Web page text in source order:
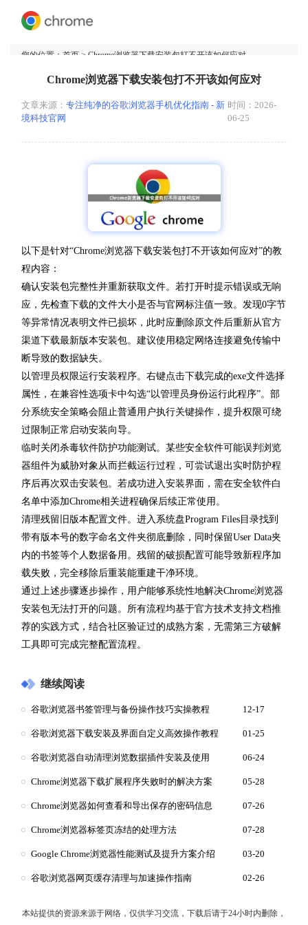
您的位置： 首页 > Chrome浏览器下载安装包打不开该如何应对
Chrome浏览器下载安装包打不开该如何应对
文章来源： 专注纯净的谷歌浏览器手机优化指南 - 新
境科技官网
时间：2026-
06-25
以下是针对“Chrome浏览器下载安装包打不开该如何应对”的教
程内容：
确认安装包完整性并重新获取文件。若打开时提示错误或无响
应，先检查下载的文件大小是否与官网标注值一致。发现0字节
等异常情况表明文件已损坏，此时应删除原文件后重新从官方
渠道下载最新版本安装包。建议使用稳定网络连接避免传输中
断导致的数据缺失。
以管理员权限运行安装程序。右键点击下载完成的exe文件选择
属性，在兼容性选项卡中勾选“以管理员身份运行此程序”。部
分系统安全策略会阻止普通用户执行关键操作，提升权限可绕
过限制正常启动安装向导。
临时关闭杀毒软件防护功能测试。某些安全软件可能误判浏览
器组件为威胁对象从而拦截运行过程，可尝试退出实时防护程
序后再次双击安装包。若成功进入安装界面，需在安全软件白
名单中添加Chrome相关进程确保后续正常使用。
清理残留旧版本配置文件。进入系统盘Program Files目录找到
带有版本号的数字命名文件夹彻底删除，同时保留User Data夹
内的书签等个人数据备用。残留的破损配置可能导致新程序加
载失败，完全移除后重装能重建干净环境。
通过上述步骤逐步操作，用户能够系统性地解决Chrome浏览器
安装包无法打开的问题。所有流程均基于官方技术支持文档推
荐的实践方式，结合社区验证过的成熟方案，无需第三方破解
工具即可完成完整配置流程。
继续阅读
谷歌浏览器书签管理与备份操作技巧实操教程 12-17
谷歌浏览器下载安装及界面自定义高效操作教程 01-25
谷歌浏览器自动清理浏览数据插件安装及使用 06-24
Chrome浏览器下载扩展程序失败时的解决方案 05-28
Chrome浏览器如何查看和导出保存的密码信息 07-26
Chrome浏览器标签页冻结的处理方法 07-28
Google Chrome浏览器性能测试及提升方案介绍 03-20
谷歌浏览器网页缓存清理与加速操作指南 02-26
本站提供的资源来源于网络，仅供学习交流，下载后请于24小时内删除，